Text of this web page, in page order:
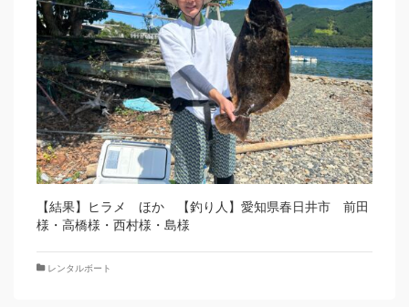
【結果】ヒラメ ほか 【釣り人】愛知県春日井市 前田
様・高橋様・西村様・島様
レンタルボート